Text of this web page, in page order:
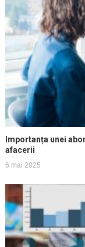
Importanța unei
afacerii
6 mai 2025